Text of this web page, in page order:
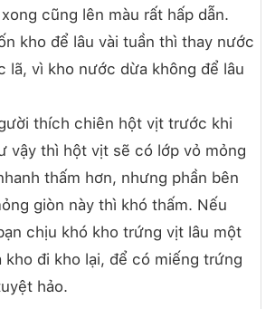
cũng lên màu rất hấp dẫn.
kho để lâu vài tuần thì thay nước
lã, vì kho nước dừa không để lâu
thích chiên hột vịt trước khi
vậy thì hột vịt sẽ có lớp vỏ mỏng
thấm hơn, nhưng phần bên
giòn này thì khó thấm. Nếu
chịu khó kho trứng vịt lâu một
đi kho lại, để có miếng trứng
hảo.